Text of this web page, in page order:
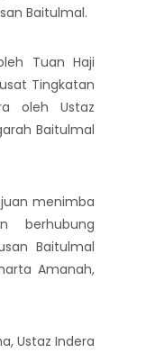
Baitulmal.
Tuan Haji
Tingkatan
oleh Ustaz
Baitulmal
menimba
berhubung
Baitulmal
Amanah,
Ustaz Indera